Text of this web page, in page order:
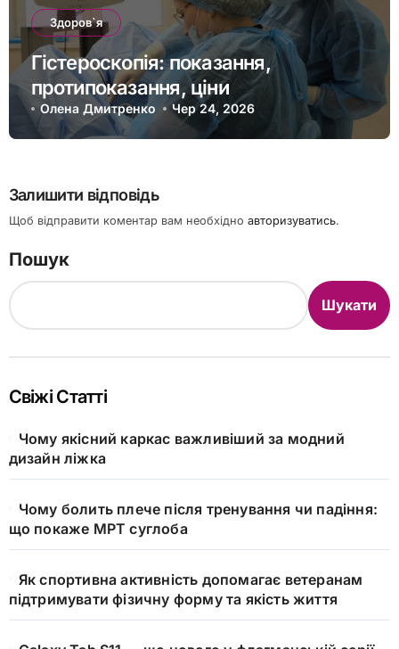
Здоров`я
Гістероскопія: показання,
протипоказання, ціни
Олена Дмитренко Чер 24, 2026
Залишити відповідь
Щоб відправити коментар вам необхідно авторизуватись.
Пошук
Шукати
Свіжі Статті
Чому якісний каркас важливіший за модний
дизайн ліжка
Чому болить плече після тренування чи падіння:
що покаже МРТ суглоба
Як спортивна активність допомагає ветеранам
підтримувати фізичну форму та якість життя